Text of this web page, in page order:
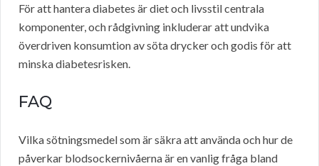
För att hantera diabetes är diet och livsstil centrala
komponenter, och rådgivning inkluderar att undvika
överdriven konsumtion av söta drycker och godis för att
minska diabetesrisken.
FAQ
Vilka sötningsmedel som är säkra att använda och hur de
påverkar blodsockernivåerna är en vanlig fråga bland